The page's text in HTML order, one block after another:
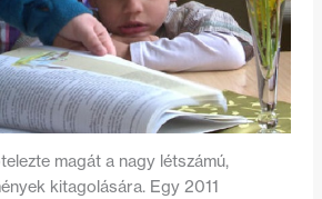
magát a nagy létszámú,
kitagolására. Egy 2011